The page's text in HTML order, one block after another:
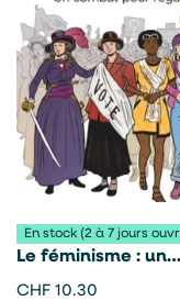
En stock (2 à 7 jours
Le féminisme : un
combat pour
CHF 10.30